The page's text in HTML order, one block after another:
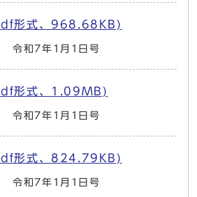
形式、968.68KB)
令和7年1月1日号
形式、1.09MB)
令和7年1月1日号
形式、824.79KB)
令和7年1月1日号